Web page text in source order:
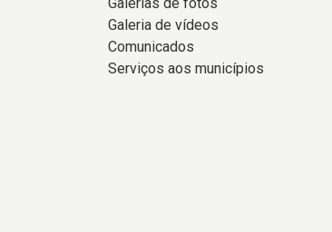
Galeria de vídeos
Comunicados
Serviços aos municípios